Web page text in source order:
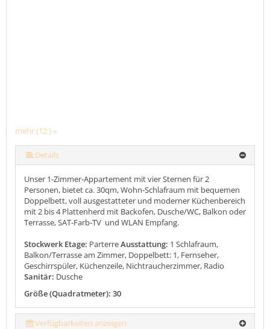
mehr (12 ) »
mehr (12 ) »
mehr (12 ) »
mehr (12 ) »
mehr (12 ) »
mehr (12 ) »
mehr (12 ) »
mehr (12 ) »
mehr (12 ) »
Details
Unser 1-Zimmer-Appartement mit vier Sternen für 2
Personen, bietet ca. 30qm, Wohn-Schlafraum mit bequemen
Doppelbett, voll ausgestatteter und moderner Küchenbereich
mit 2 bis 4 Plattenherd mit Backofen, Dusche/WC, Balkon oder
Terrasse, SAT-Farb-TV und WLAN Empfang.
Stockwerk Etage: ParterreAusstattung: 1 Schlafraum,
Balkon/Terrasse am Zimmer, Doppelbett: 1, Fernseher,
Geschirrspüler, Küchenzeile, Nichtraucherzimmer, Radio
Sanitär: Dusche
Größe (Quadratmeter): 30
Verfügbarkeiten anzeigen